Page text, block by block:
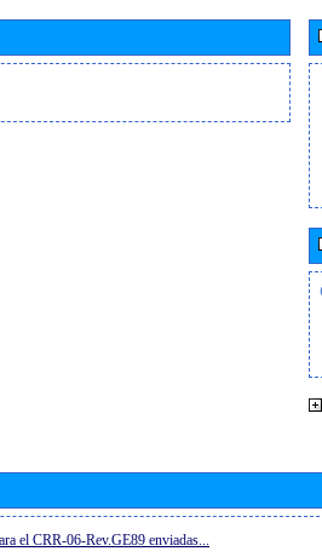
el CRR-06-Rev.GE89 enviadas...